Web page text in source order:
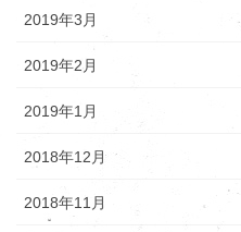
2019年3月
2019年2月
2019年1月
2018年12月
2018年11月